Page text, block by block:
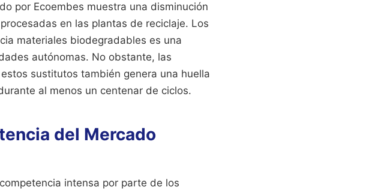
por Ecoembes muestra una disminución
en las plantas de reciclaje. Los
materiales biodegradables es una
autónomas. No obstante, las
sustitutos también genera una huella
al menos un centenar de ciclos.
del Mercado
intensa por parte de los